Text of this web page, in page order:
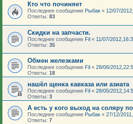
Кто что починяет
Последнее сообщение Рыбак « 12/07/
Ответы: 83
Скидки на запчасти.
Последнее сообщение Fil « 11/07/
Ответы: 35
Обмен железками
Последнее сообщение Fil « 28/06/
Ответы: 18
нашёл щенка кавказа или азиата
Последнее сообщение Fil « 28/05/
Ответы: 3
А есть у кого выход на соляру
Последнее сообщение Рыбак « 27/12/
Ответы: 7